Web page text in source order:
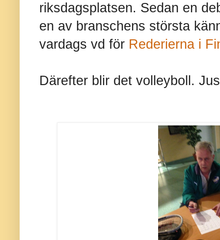
riksdagsplatsen. Sedan en
en av branschens största
vardags vd för Rederierna i
Därefter blir det volleyboll.